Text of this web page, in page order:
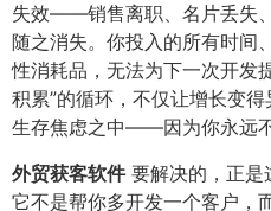
失效——销售离职、名片丢失
随之消失。你投入的所有时间
性消耗品，无法为下一次开发
积累”的循环，不仅让增长变
生存焦虑之中——因为你永远
外贸获客软件要解决的，正是
它不是帮你多开发一个客户